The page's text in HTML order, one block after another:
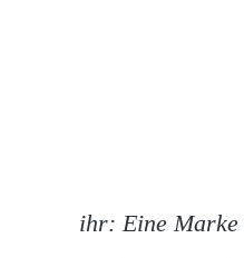
ihr: Eine